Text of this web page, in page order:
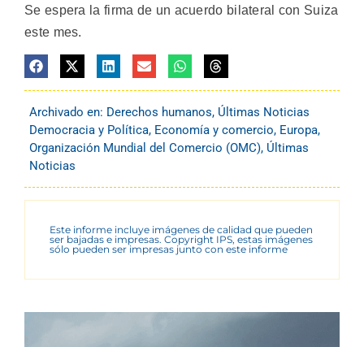
Se espera la firma de un acuerdo bilateral con Suiza
este mes.
Archivado en: Derechos humanos, Últimas Noticias
Democracia y Política, Economía y comercio, Europa,
Organización Mundial del Comercio (OMC), Últimas
Noticias
Este informe incluye imágenes de calidad que pueden
ser bajadas e impresas. Copyright IPS, estas imágenes
sólo pueden ser impresas junto con este informe